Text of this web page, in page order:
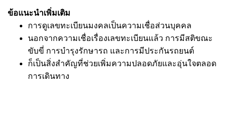
ข้อแนะนำเพิ่มเติม
การดูเลขทะเบียนมงคลเป็นความเชื่อส่วนบุคคล
นอกจากความเชื่อเรื่องเลขทะเบียนแล้ว การมีสติขณะ
ขับขี่ การบำรุงรักษารถ และการมีประกันรถยนต์
ก็เป็นสิ่งสำคัญที่ช่วยเพิ่มความปลอดภัยและอุ่นใจตลอด
การเดินทาง